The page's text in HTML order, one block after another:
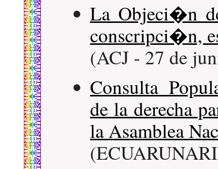
La Objeci�n
conscripci�n,
(ACJ - 27 de
Consulta
de la derecha
la Asamblea